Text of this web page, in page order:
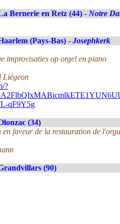
Bernerie en Retz (44) - Notre
(Pays-Bas) - Josephkerk
improvisaties op orgel en piano
Liégeon
?
qF9Y5g
(34)
en faveur de la restauration de
(90)